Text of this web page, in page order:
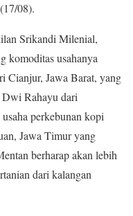
08).
Srikandi Milenial,
komoditas usahanya
Cianjur, Jawa Barat, yang
Rahayu dari
perkebunan kopi
Jawa Timur yang
berharap akan lebih
dari kalangan